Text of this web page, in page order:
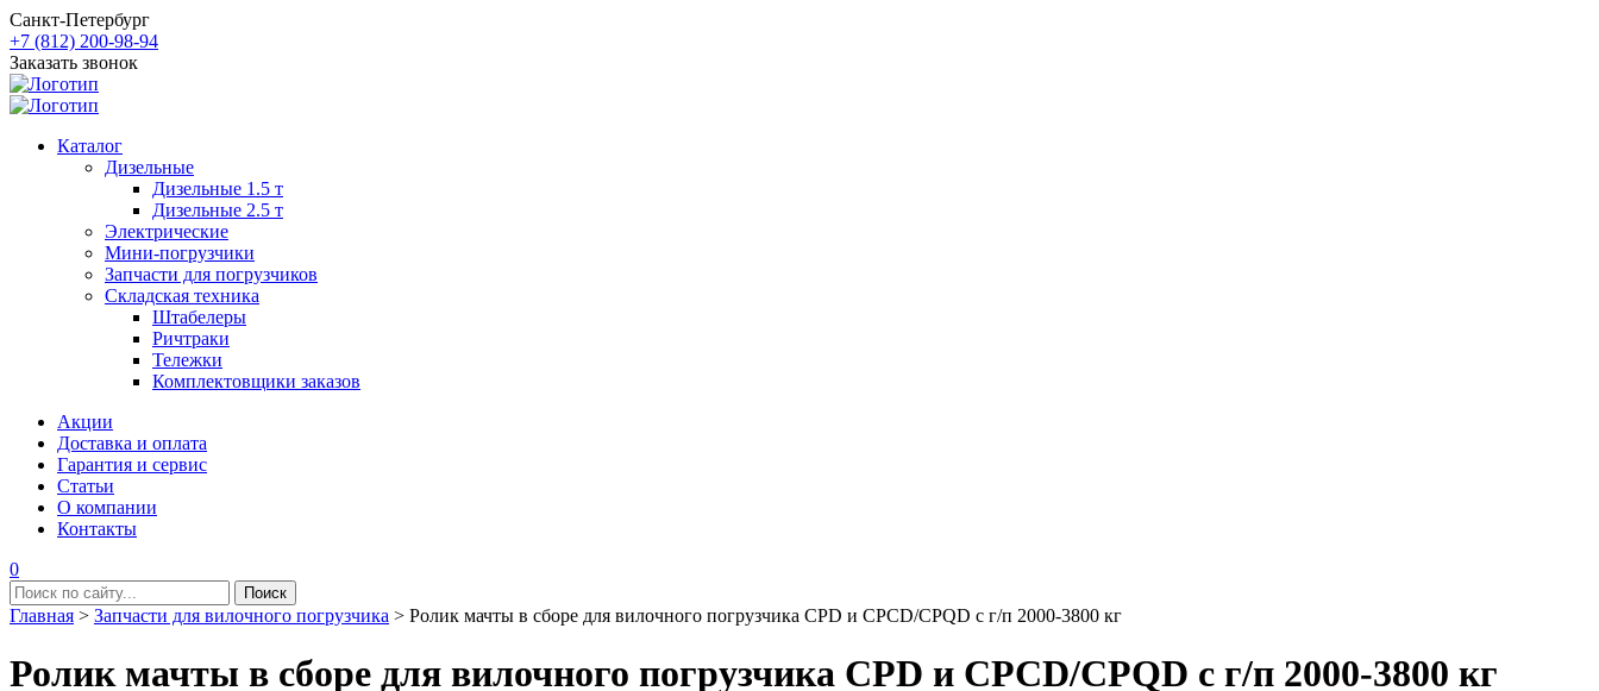
Санкт-Петербург
+7 (812) 200-98-94
Заказать звонок
Каталог
Дизельные
Дизельные 1.5 т
Дизельные 2.5 т
Электрические
Мини-погрузчики
Запчасти для погрузчиков
Складская техника
Штабелеры
Ричтраки
Тележки
Комплектовщики заказов
Акции
Доставка и оплата
Гарантия и сервис
Статьи
О компании
Контакты
0
Главная > Запчасти для вилочного погрузчика > Ролик мачты в сборе для вилочного погрузчика CPD и CPCD/CPQD с г/п 2000-3800 кг
Ролик мачты в сборе для вилочного погрузчика CPD и CPCD/CPQD с г/п 2000-3800 кг